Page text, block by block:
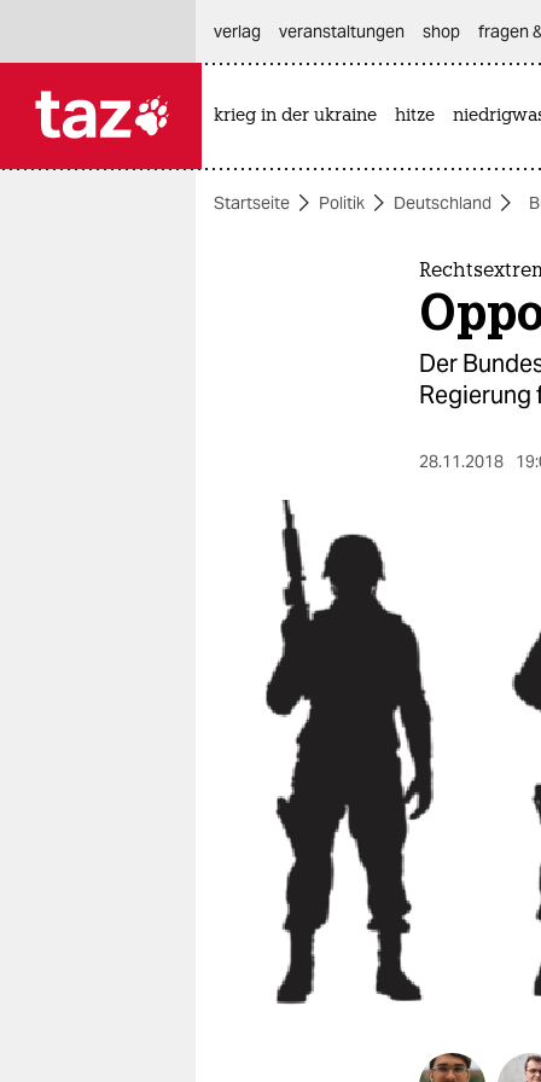
themen
wahrheit
verlag
veranstaltungen
fragen & hilfe
unterstützen
verlag
veranstaltungen shop fragen
krieg in der ukraine hitze
Startseite Politik Deutschland
Der
Regierung
28.11.2018